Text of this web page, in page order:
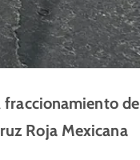
fraccionamiento de
Roja Mexicana